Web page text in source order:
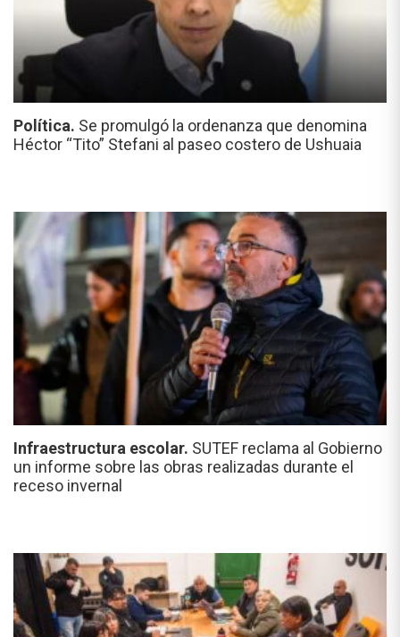
Política. Se promulgó la ordenanza que denomina
Héctor “Tito” Stefani al paseo costero de Ushuaia
Infraestructura escolar. SUTEF reclama al Gobierno
un informe sobre las obras realizadas durante el
receso invernal